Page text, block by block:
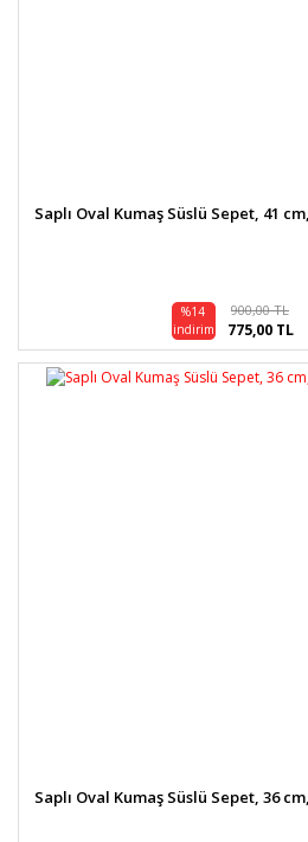
Saplı Oval Kumaş Süslü Sepet, 41
%14
indirim
900,00 TL
775,00 TL
Saplı Oval Kumaş Süslü Sepet, 36